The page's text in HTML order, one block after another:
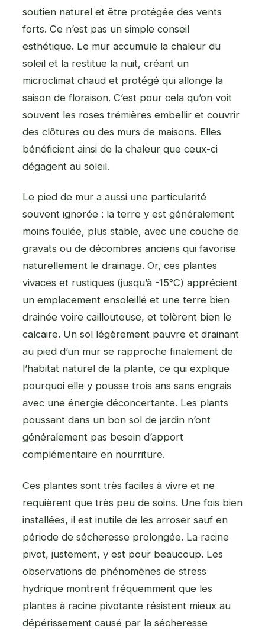
soutien naturel et être protégée des vents
forts. Ce n’est pas un simple conseil
esthétique. Le mur accumule la chaleur du
soleil et la restitue la nuit, créant un
microclimat chaud et protégé qui allonge la
saison de floraison. C’est pour cela qu’on voit
souvent les roses trémières embellir et couvrir
des clôtures ou des murs de maisons. Elles
bénéficient ainsi de la chaleur que ceux-ci
dégagent au soleil.
Le pied de mur a aussi une particularité
souvent ignorée : la terre y est généralement
moins foulée, plus stable, avec une couche de
gravats ou de décombres anciens qui favorise
naturellement le drainage. Or, ces plantes
vivaces et rustiques (jusqu’à -15°C) apprécient
un emplacement ensoleillé et une terre bien
drainée voire caillouteuse, et tolèrent bien le
calcaire. Un sol légèrement pauvre et drainant
au pied d’un mur se rapproche finalement de
l’habitat naturel de la plante, ce qui explique
pourquoi elle y pousse trois ans sans engrais
avec une énergie déconcertante. Les plants
poussant dans un bon sol de jardin n’ont
généralement pas besoin d’apport
complémentaire en nourriture.
Ces plantes sont très faciles à vivre et ne
requièrent que très peu de soins. Une fois bien
installées, il est inutile de les arroser sauf en
période de sécheresse prolongée. La racine
pivot, justement, y est pour beaucoup. Les
observations de phénomènes de stress
hydrique montrent fréquemment que les
plantes à racine pivotante résistent mieux au
dépérissement causé par la sécheresse